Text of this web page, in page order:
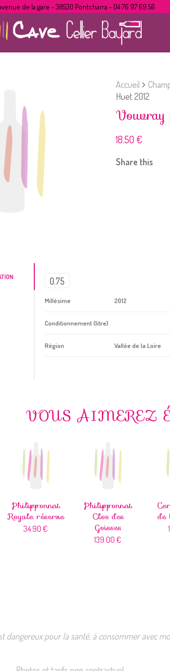
de la gare - 38530 Pontcharra - 04 76 97 69 56
Accueil
Huet 2012
18.50 €
Share this
0.75
Millésime 2012
Conditionnement (litre)
Région Vallée de la Loire
VOUS AIMEREZ
Philipponnat
Royale réserve
34.90 €
Philipponnat
Clos des
Goisses
139.00 €
de
dangereux pour la santé, à consommer avec